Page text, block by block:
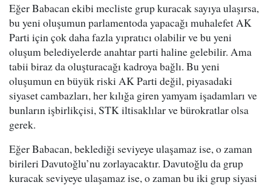
Eğer Babacan ekibi mecliste grup kuracak sayıya ulaşırsa,
bu yeni oluşumun parlamentoda yapacağı muhalefet AK
Parti için çok daha fazla yıpratıcı olabilir ve bu yeni
oluşum belediyelerde anahtar parti haline gelebilir. Ama
tabii biraz da oluşturacağı kadroya bağlı. Bu yeni
oluşumun en büyük riski AK Parti değil, piyasadaki
siyaset cambazları, her kılığa giren yamyam işadamları ve
bunların işbirlikçisi, STK iltisaklılar ve bürokratlar olsa
gerek.
Eğer Babacan, beklediği seviyeye ulaşamaz ise, o zaman
birileri Davutoğlu’nu zorlayacaktır. Davutoğlu da grup
kuracak seviyeye ulaşamaz ise, o zaman bu iki grup siyasi